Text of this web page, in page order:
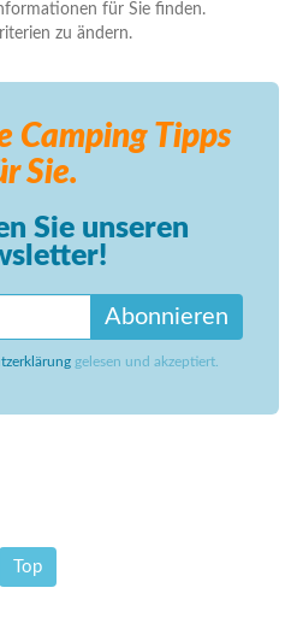
für Sie finden.
zu ändern.
Camping Tipps
Sie.
Sie unseren
Abonnieren
gelesen und akzeptiert.
Top